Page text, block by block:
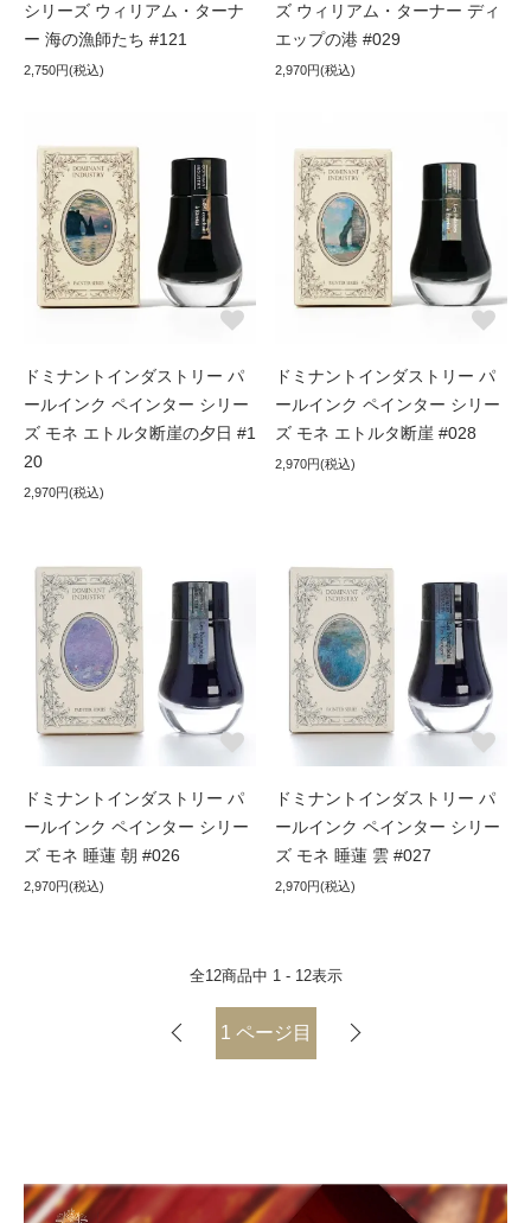
シリーズ ウィリアム・ターナ
ー 海の漁師たち #121
2,750円(税込)
ズ ウィリアム・ターナー ディ
エップの港 #029
2,970円(税込)
ドミナントインダストリー パ
ールインク ペインター シリー
ズ モネ エトルタ断崖の夕日 #1
20
2,970円(税込)
ドミナントインダストリー パ
ールインク ペインター シリー
ズ モネ エトルタ断崖 #028
2,970円(税込)
ドミナントインダストリー パ
ールインク ペインター シリー
ズ モネ 睡蓮 朝 #026
2,970円(税込)
ドミナントインダストリー パ
ールインク ペインター シリー
ズ モネ 睡蓮 雲 #027
2,970円(税込)
全12商品中 1 - 12表示
1 ページ目